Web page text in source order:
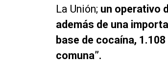
La Unión; un operativo
además de una
base de cocaína,
comuna”.